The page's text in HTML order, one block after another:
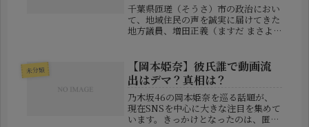
千葉県匝瑳（そうさ）市の政治におい
て、地域住民の声を誠実に届けてきた
地方議員、増田正義（ますだ まさよ
在感を示しています。今回は、そんな
増田氏について、議員としての経歴・
役...
未分類
【岡本姫奈】彼氏誰で動画流
出はデマ？真相は？
乃木坂46の岡本姫奈を巡る話題が、
現在SNSを中心に大きな注目を集めて
います。きっかけとなったのは、匿名